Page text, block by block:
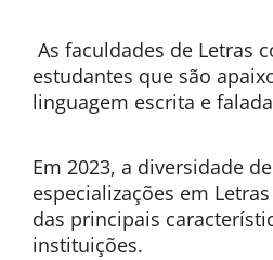
As faculdades de Letras
estudantes que são
linguagem escrita e
Em 2023, a diversidade
especializações em
das principais
instituições.